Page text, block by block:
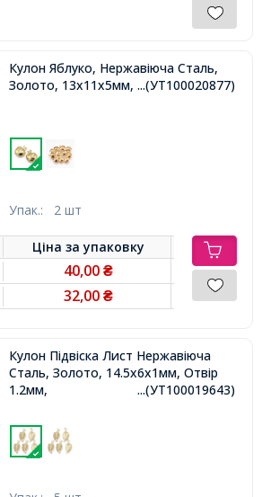
Кулон Яблуко, Нержавіюча Сталь,
Золото, 13х11х5мм, Отвір 1мм,
...(УТ100020877)
Упак.: 2 шт
Ціна заупаковку
40,00₴
32,00₴
Кулон Підвіска Лист Нержавіюча
Сталь, Золото, 14.5х6х1мм, Отвір
1.2мм,
...(УТ100019643)